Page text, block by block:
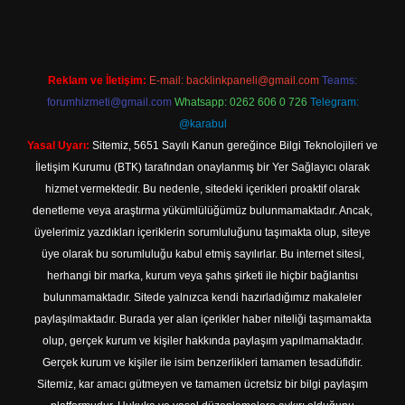
Reklam ve İletişim: E-mail: backlinkpaneli@gmail.com Teams:
forumhizmeti@gmail.com Whatsapp: 0262 606 0 726 Telegram:
@karabul
Yasal Uyarı: Sitemiz, 5651 Sayılı Kanun gereğince Bilgi Teknolojileri ve
İletişim Kurumu (BTK) tarafından onaylanmış bir Yer Sağlayıcı olarak
hizmet vermektedir. Bu nedenle, sitedeki içerikleri proaktif olarak
denetleme veya araştırma yükümlülüğümüz bulunmamaktadır. Ancak,
üyelerimiz yazdıkları içeriklerin sorumluluğunu taşımakta olup, siteye
üye olarak bu sorumluluğu kabul etmiş sayılırlar. Bu internet sitesi,
herhangi bir marka, kurum veya şahıs şirketi ile hiçbir bağlantısı
bulunmamaktadır. Sitede yalnızca kendi hazırladığımız makaleler
paylaşılmaktadır. Burada yer alan içerikler haber niteliği taşımamakta
olup, gerçek kurum ve kişiler hakkında paylaşım yapılmamaktadır.
Gerçek kurum ve kişiler ile isim benzerlikleri tamamen tesadüfidir.
Sitemiz, kar amacı gütmeyen ve tamamen ücretsiz bir bilgi paylaşım